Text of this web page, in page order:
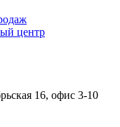
центр
16, офис 3-10